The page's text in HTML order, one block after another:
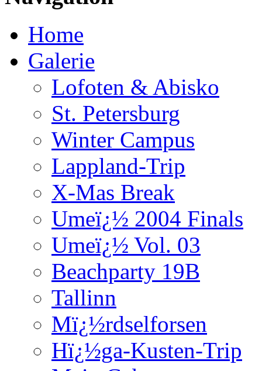
Home
Galerie
Lofoten & Abisko
St. Petersburg
Winter Campus
Lappland-Trip
X-Mas Break
Umeï¿½ 2004 Finals
Umeï¿½ Vol. 03
Beachparty 19B
Tallinn
Mï¿½rdselforsen
Hï¿½ga-Kusten-Trip